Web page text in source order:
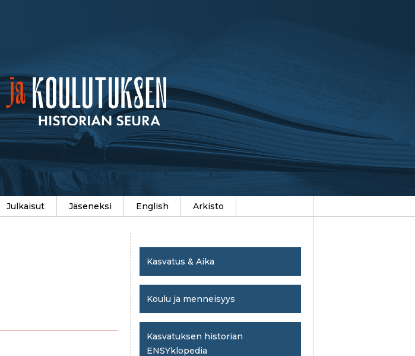
Julkaisut Jäseneksi English Arkisto
Kasvatus & Aika
Koulu ja menneisyys
Kasvatuksen historian
ENSYklopedia